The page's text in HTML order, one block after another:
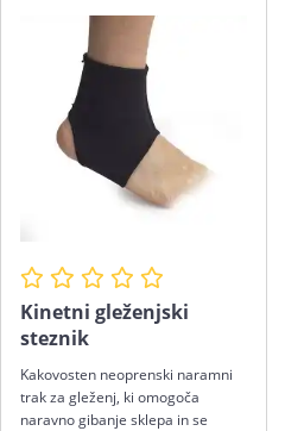
Kinetni gleženjski
steznik
Kakovosten neoprenski naramni
trak za gleženj, ki omogoča
naravno gibanje sklepa in se